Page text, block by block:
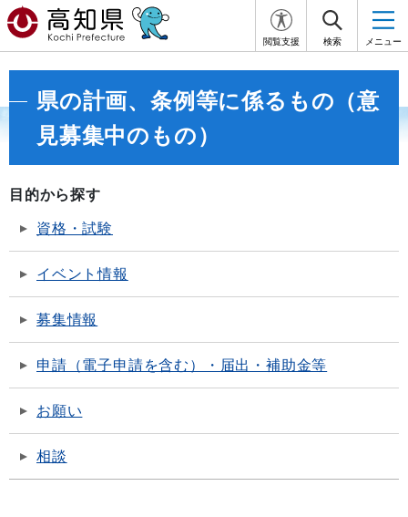
閲覧支援 検索 メニュー
県の計画、条例等に係るもの（意
見募集中のもの）
目的から探す
資格・試験
イベント情報
募集情報
申請（電子申請を含む）・届出・補助金等
お願い
相談